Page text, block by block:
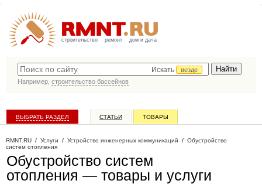
строительство ремонт дом и дача
Искать
везде
Например, строительство бассейнов
ВЫБРАТЬ РАЗДЕЛ СТАТЬИ ТОВАРЫ
RMNT.RU / Услуги / Устройство инженерных коммуникаций / Обустройство
систем отопления
Обустройство систем
отопления — товары и услуги